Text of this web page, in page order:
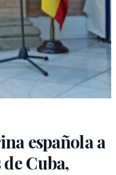
española a
Cuba,